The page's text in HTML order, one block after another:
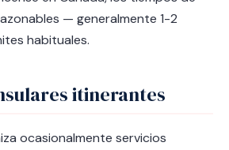
— generalmente 1-2
habituales.
itinerantes
ocasionalmente servicios